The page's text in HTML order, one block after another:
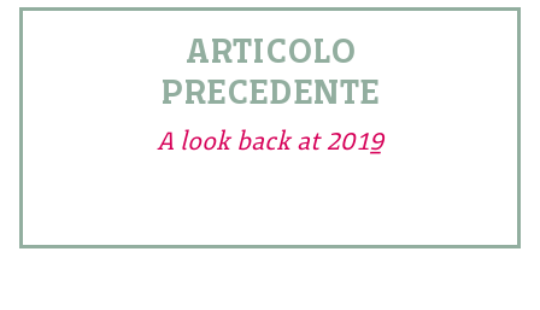
ARTICOLO
PRECEDENTE
A look back at 2019